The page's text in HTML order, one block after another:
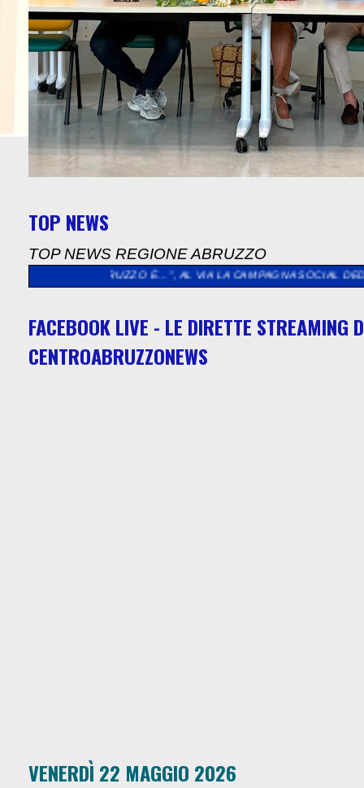
TOP NEWS
TOP NEWS REGIONE ABRUZZO
È…”, AL VIA LA CAMPAGNA SOCIAL DEDICATA AGLI
FACEBOOK LIVE - LE DIRETTE STREAMING
CENTROABRUZZONEWS
VENERDÌ 22 MAGGIO 2026